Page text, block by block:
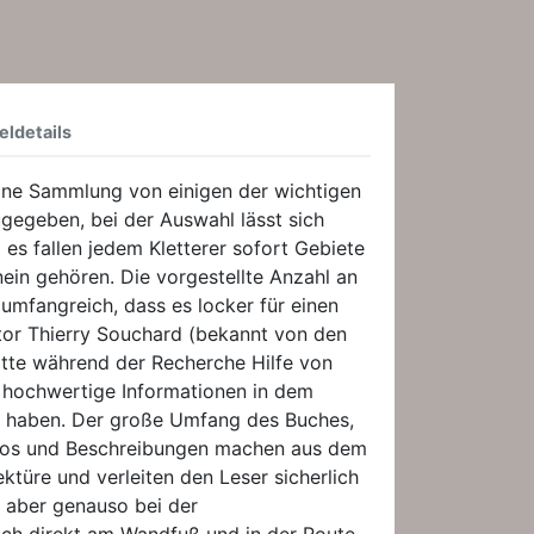
Sammlung von einigen der wichtigen
bei der Auswahl lässt sich
fallen jedem Kletterer sofort Gebiete
gehören. Die vorgestellte Anzahl an
dass es locker für einen
Thierry Souchard (bekannt von den
während der Recherche Hilfe von
Informationen in dem
Der große Umfang des Buches,
und Beschreibungen machen aus dem
und verleiten den Leser sicherlich
genauso bei der